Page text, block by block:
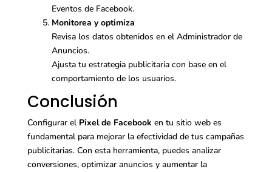
Eventos de Facebook.
Monitorea y optimiza
Revisa los datos obtenidos en el Administrador de
Anuncios.
Ajusta tu estrategia publicitaria con base en el
comportamiento de los usuarios.
Conclusión
Configurar el Pixel de Facebook en tu sitio web es
fundamental para mejorar la efectividad de tus campañas
publicitarias. Con esta herramienta, puedes analizar
conversiones, optimizar anuncios y aumentar la